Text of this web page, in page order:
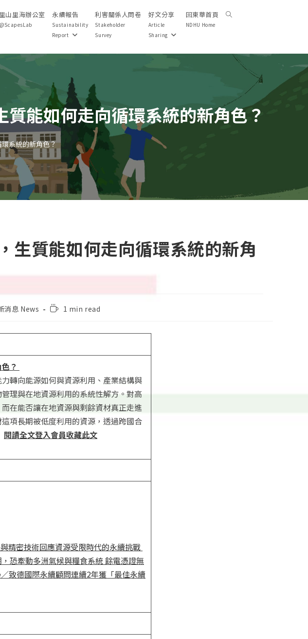
山里海辦公室
@ScapesLab
永續報告
Sustainability
Report
利害關係人問卷
Stakeholder
Survey
好文分享
Article
Sharing
回東華首頁
NDHU Home
Toggle
質能如何走向循環系統的新角色？
系統的新角色？
生質能如何走向循環系統的新角
消息 News
Reading1 min read
？
轉向能源如何與資源利用、產業結構與
理與在地資源利用的系統性解方。對高
在能否讓在地資源與剩餘資材真正走進
項長期被低度利用的資源，透過跨國合
閱讀全文登入會員收藏此文
精密技術回應資源受限時代的永續挑戰
恐牽動多洲氣候與糧食系統餘電憑證無
致德國際永續顧問連續2年獲「最佳永續